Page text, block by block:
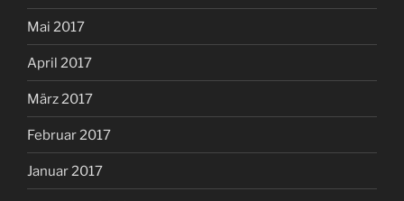
Mai 2017
April 2017
März 2017
Februar 2017
Januar 2017